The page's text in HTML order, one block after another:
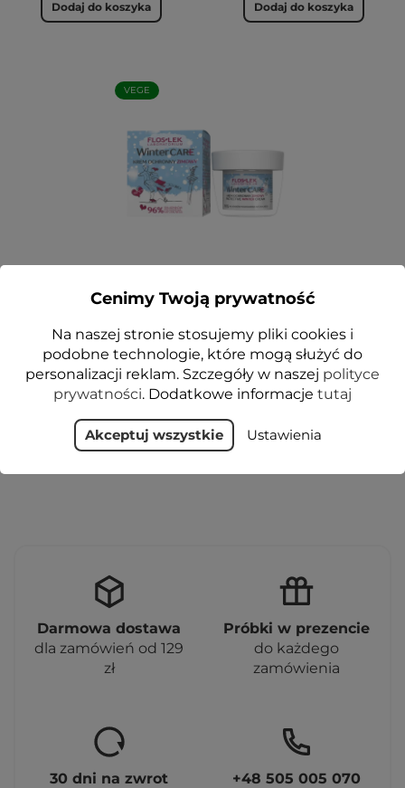
Dodaj do koszyka Dodaj do koszyka
VEGE
ochronny zimowy 50 ml -
Floslek
24,99 zł
Dodaj do koszyka
Darmowa dostawa
dla zamówień od 129
zł
Próbki w prezencie
do każdego
zamówienia
30 dni na zwrot
+48 505 005 070
Cenimy Twoją prywatność
Na naszej stronie stosujemy pliki cookies i
podobne technologie, które mogą służyć do
personalizacji reklam. Szczegóły w naszej polityce
prywatności. Dodatkowe informacje tutaj
Akceptuj wszystkie Ustawienia